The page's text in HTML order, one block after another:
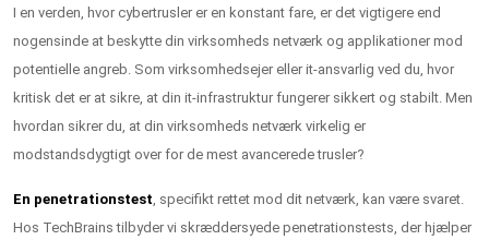
I en verden, hvor cybertrusler er en konstant fare, er det vigtigere end
nogensinde at beskytte din virksomheds netværk og applikationer mod
potentielle angreb. Som virksomhedsejer eller it-ansvarlig ved du, hvor
kritisk det er at sikre, at din it-infrastruktur fungerer sikkert og stabilt. Men
hvordan sikrer du, at din virksomheds netværk virkelig er
modstandsdygtigt over for de mest avancerede trusler?
En penetrationstest, specifikt rettet mod dit netværk, kan være svaret.
Hos TechBrains tilbyder vi skræddersyede penetrationstests, der hjælper